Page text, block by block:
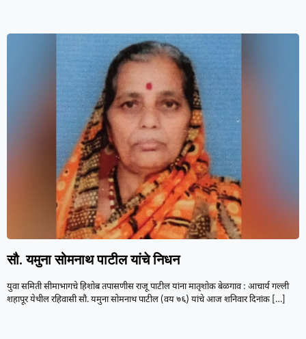
सौ. यमुना सोमनाथ पाटील यांचे निधन
युवा समिती सीमाभागचे हिशोब तपासणीस राजू पाटील यांना मातृशोक बेळगाव : आचार्य गल्ली
शहापूर येथील रहिवासी सौ. यमुना सोमनाथ पाटील (वय ७६) यांचे आज शनिवार दिनांक […]